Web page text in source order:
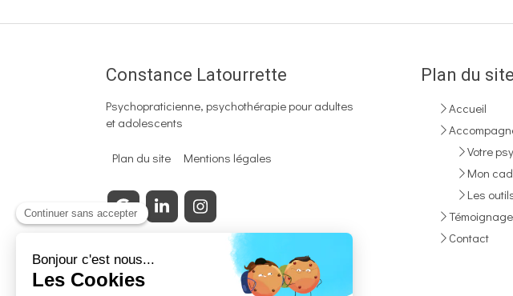
Constance Latourrette
Psychopraticienne, psychothérapie pour adultes
et adolescents
Plan du site Mentions légales
Plan du site
Accueil
Votre
Mon
Les
Contact